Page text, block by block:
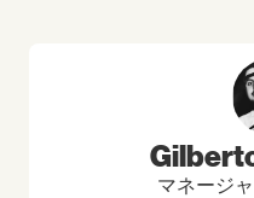
マネージ